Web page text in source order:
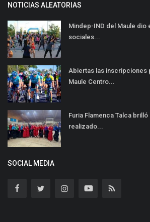
NOTICIAS ALEATORIAS
Mindep-IND del Maule dio
sociales...
Abiertas las inscripciones
Maule Centro...
Furia Flamenca Talca
realizado...
SOCIAL MEDIA